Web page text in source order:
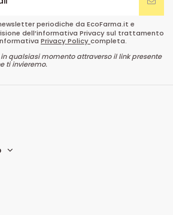
periodiche da EcoFarma.it e
dell’informativa Privacy sul trattamento
Privacy Policycompleta.
in qualsiasi momento attraverso il link presente
ti invieremo.